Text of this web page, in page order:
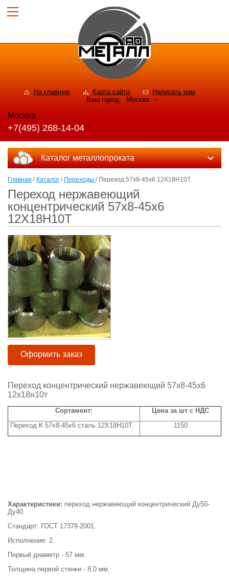
На главную Карта сайта
Написать нам
Ваш город:
Москва
Москва
+7(495) 268-14-04
Каталог металлопроката
Главная / Каталог / Переходы / Переход 57x8-45x6 12Х18Н10Т
Переход нержавеющий
концентрический 57x8-45x6
12Х18Н10Т
Оформить заказ
Переход концентрический нержавеющий 57x8-45x6
12х18н10т
Сортамент:
Цена за шт с НДС
Переход К 57x8-45x6 сталь 12Х18Н10Т
1150
Характеристики: переход нержавеющий концентрический Ду50-
Ду40.
Стандарт: ГОСТ 17378-2001.
Исполнение: 2.
Первый диаметр - 57 мм.
Толщина первой стенки - 8,0 мм.